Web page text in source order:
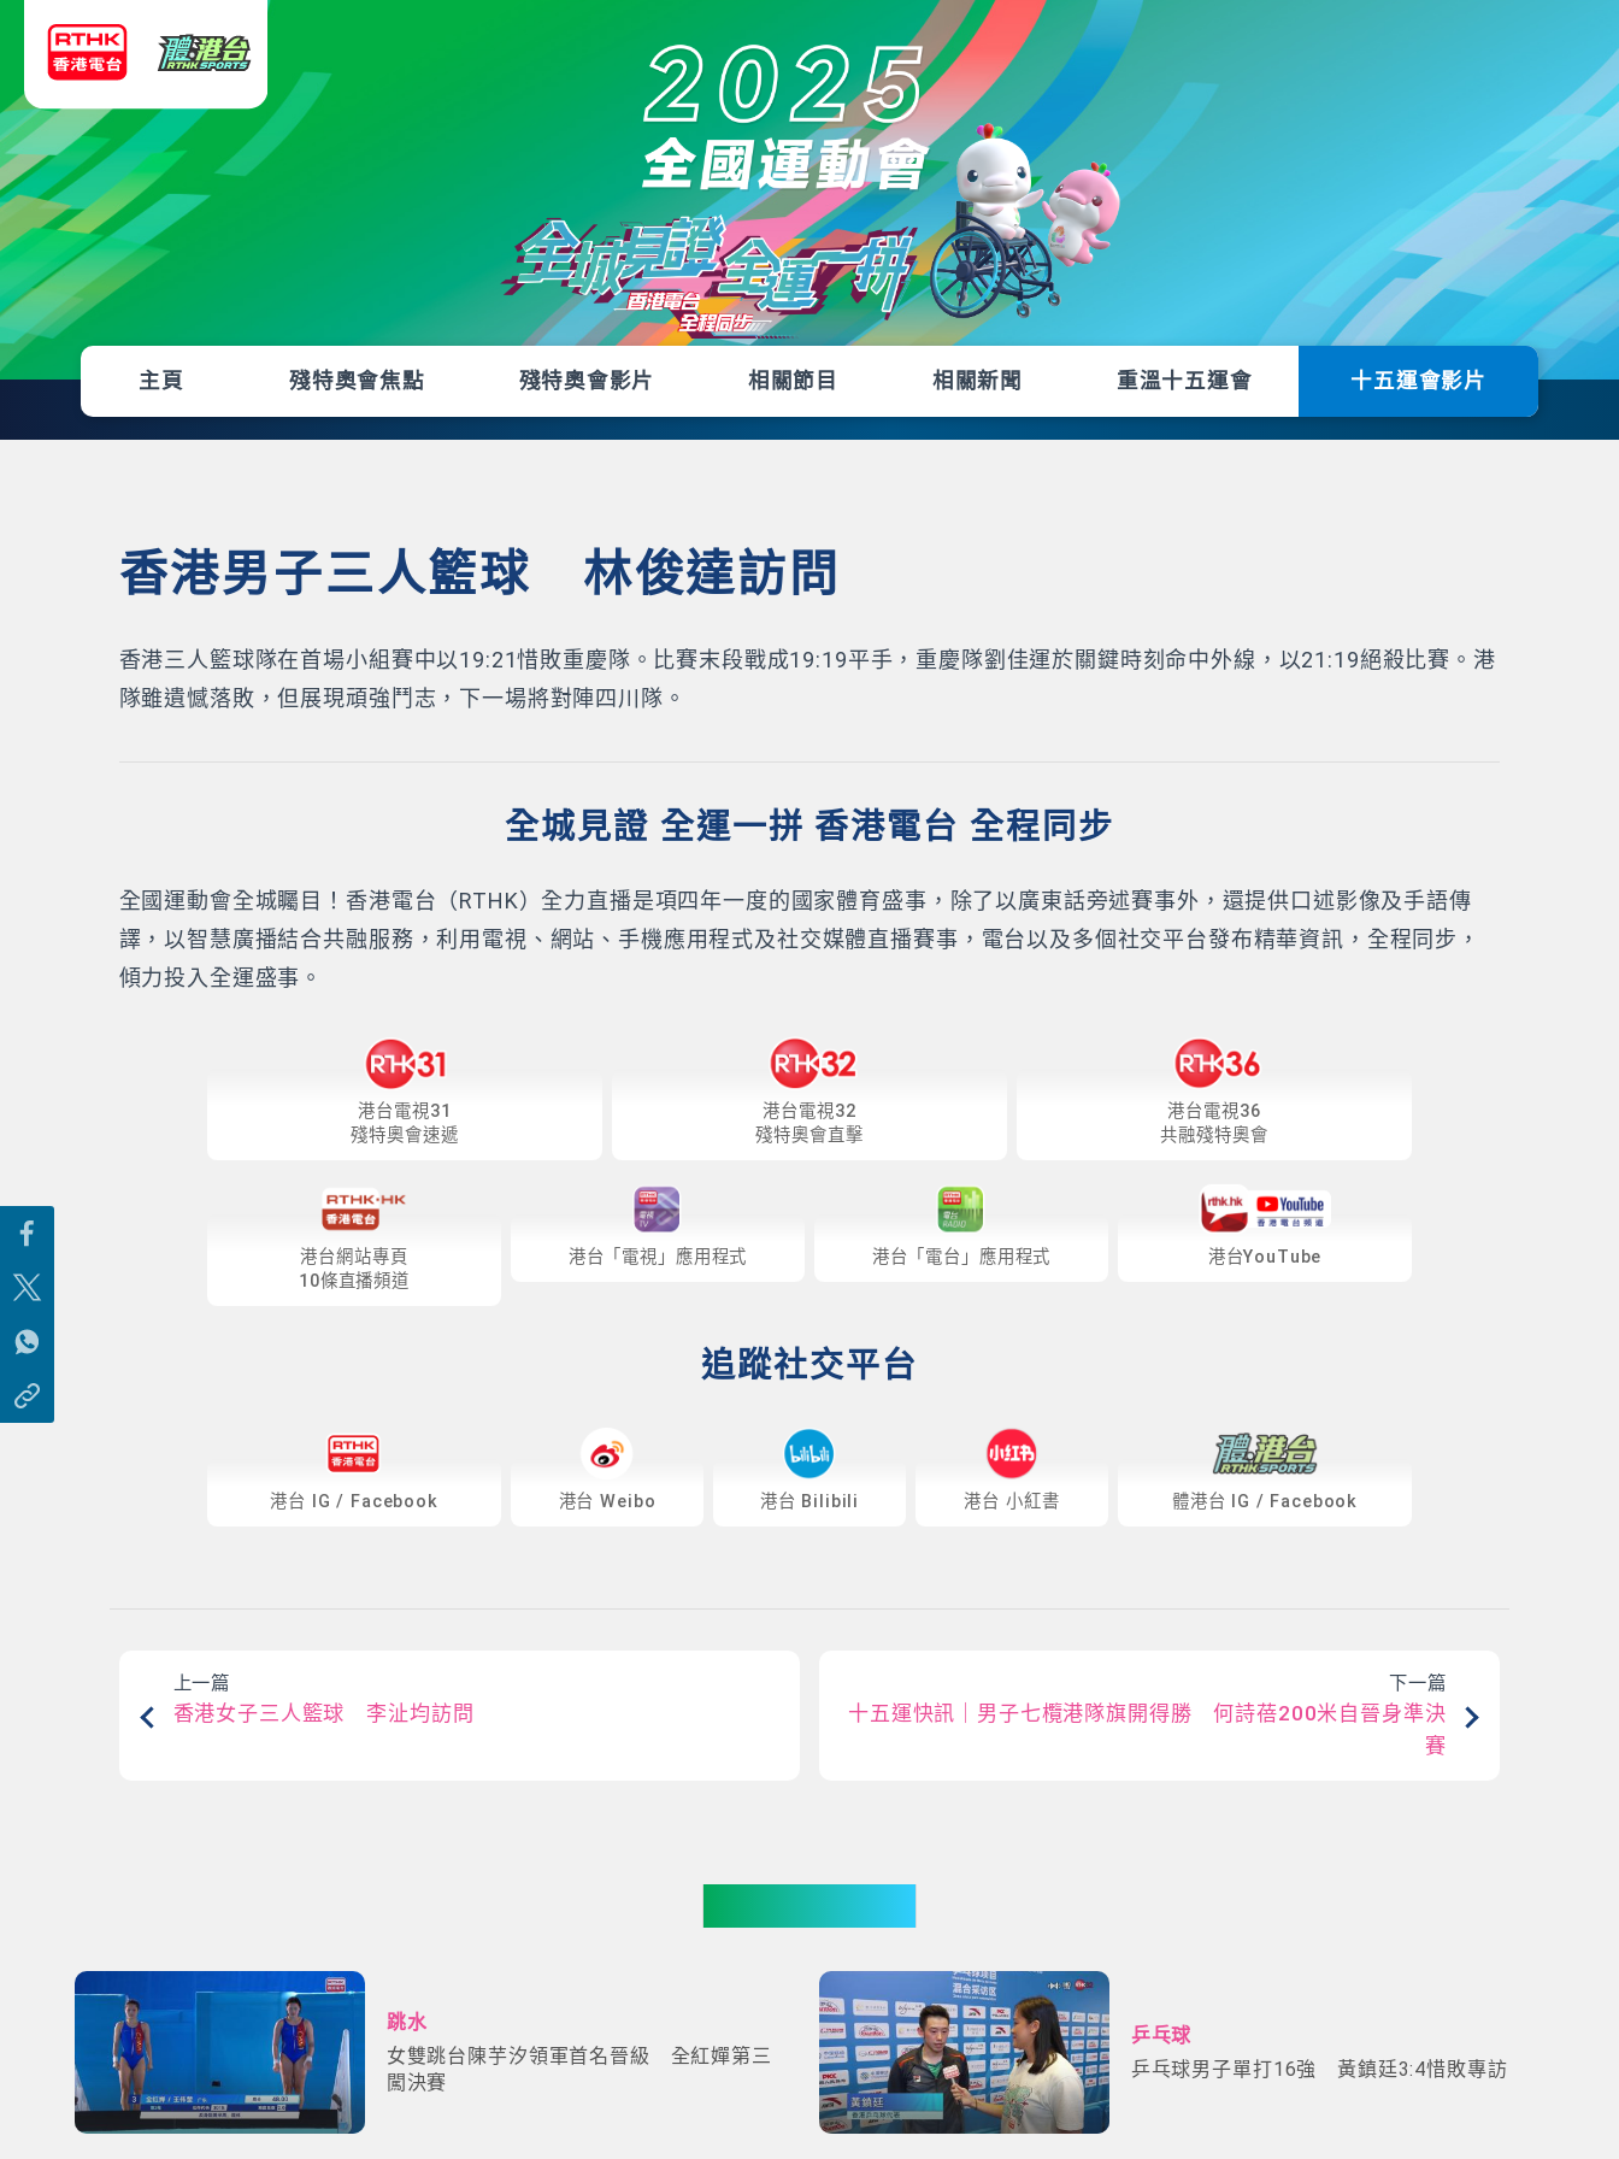
主頁 殘特奧會焦點 殘特奧會影片 相關節目 相關新聞 重溫十五運會 十五運會影片
香港男子三人籃球 林俊達訪問
香港三人籃球隊在首場小組賽中以19:21惜敗重慶隊。比賽末段戰成19:19平手，重慶隊劉佳運於關鍵時刻命中外線，以21:19絕殺比賽。港
隊雖遺憾落敗，但展現頑強鬥志，下一場將對陣四川隊。
全城見證 全運一拼 香港電台 全程同步
全國運動會全城矚目！香港電台（RTHK）全力直播是項四年一度的國家體育盛事，除了以廣東話旁述賽事外，還提供口述影像及手語傳
譯，以智慧廣播結合共融服務，利用電視、網站、手機應用程式及社交媒體直播賽事，電台以及多個社交平台發布精華資訊，全程同步，
傾力投入全運盛事。
港台電視31
殘特奧會速遞
港台電視32
殘特奧會直擊
港台電視36
共融殘特奧會
港台網站專頁
10條直播頻道
港台「電視」應用程式 港台「電台」應用程式 港台YouTube
追蹤社交平台
港台 IG / Facebook 港台 Weibo 港台 Bilibili 港台 小紅書 體港台 IG / Facebook
上一篇
香港女子三人籃球 李沚均訪問
下一篇
十五運快訊｜男子七欖港隊旗開得勝 何詩蓓200米自晉身準決
賽
跳水
女雙跳台陳芋汐領軍首名晉級 全紅嬋第三
闖決賽
乒乓球
乒乓球男子單打16強 黃鎮廷3:4惜敗專訪